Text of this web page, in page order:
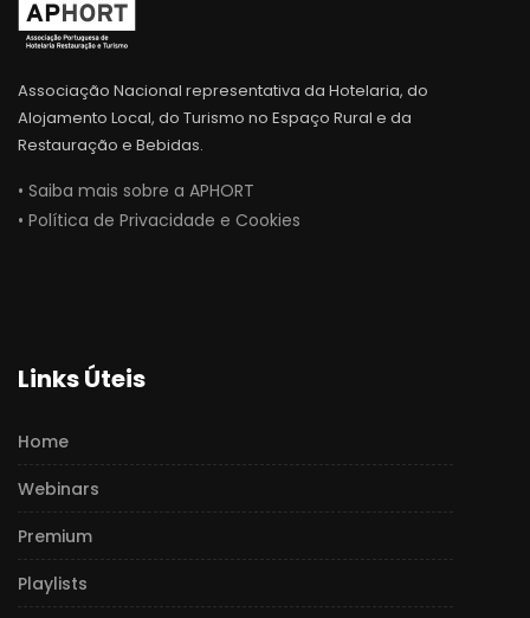
Associação Nacional representativa da Hotelaria, do
Alojamento Local, do Turismo no Espaço Rural e da
Restauração e Bebidas.
• Saiba mais sobre a APHORT
• Política de Privacidade e Cookies
Links Úteis
Home
Webinars
Premium
Playlists